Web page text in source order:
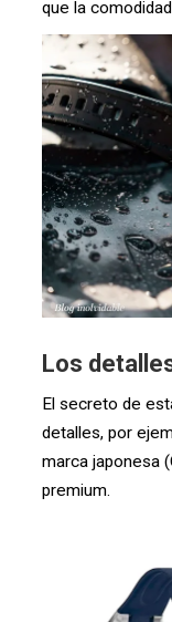
que la
Los
El secreto de
detalles, por
marca japonesa
premium.